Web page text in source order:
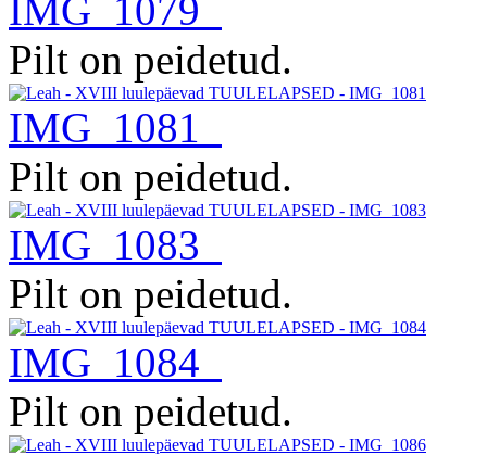
IMG_1079
Pilt on peidetud.
IMG_1081
Pilt on peidetud.
IMG_1083
Pilt on peidetud.
IMG_1084
Pilt on peidetud.